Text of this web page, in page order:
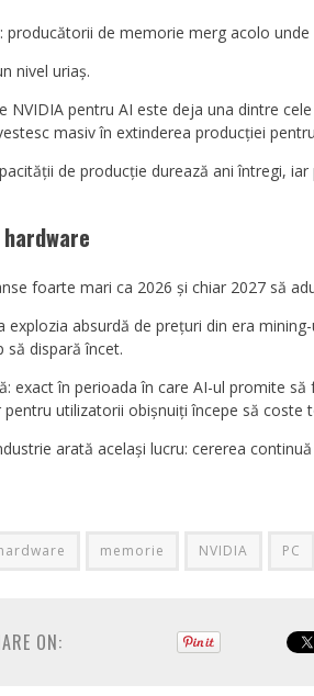
producătorii de memorie merg acolo
nivel uriaș.
NVIDIA pentru AI este deja una dintre
masiv în extinderea producției
de producție durează ani întregi,
foarte mari ca 2026 și chiar 2027 să
explozia absurdă de prețuri din era
să dispară încet.
exact în perioada în care AI-ul promite
utilizatorii obișnuiți începe să coste
arată același lucru: cererea
memorie NVIDIA PC
ON: